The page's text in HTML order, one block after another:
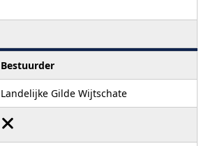
Bestuurder
Landelijke Gilde Wijtschate